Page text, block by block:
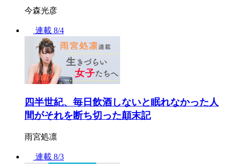
今森光彦
連載 8/4
四半世紀、毎日飲酒しないと眠れなかった人
間がそれを断ち切った顛末記
雨宮処凛
連載 8/3